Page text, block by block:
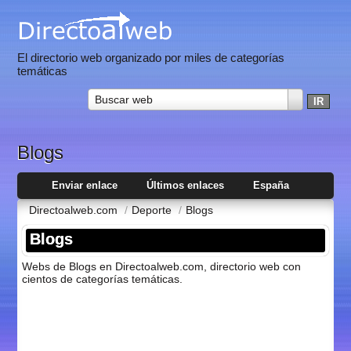
El directorio web organizado por miles de categorías
temáticas
Buscar web
Blogs
Enviar enlace Últimos enlaces España
Directoalweb.com / Deporte / Blogs
Blogs
Webs de Blogs en Directoalweb.com, directorio web con
cientos de categorí­as temáticas.